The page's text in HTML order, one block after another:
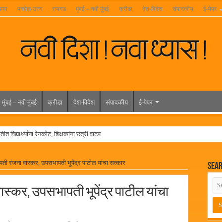
पनवेल-उरण रायगड मुंबई – नवी मुंबई क्रीडा देश-विदेश संपादकीय ई-पेपर
मुंबई – नवी मुंबई क्रीडा देश-विदेश संपादकीय ई-पेपर
विद्यार्थ्यांना रेनकोट, शिक्षकांना छत्री वाटप
वाढदिवसानिमित्त राज्यभरातून शुभेच्छांचा वर्षाव
जाहीर
रंजना वास्कर, उपसभापती भूपेंद्र पाटील यांचा सत्कार
उपसभापती भूपेंद्र पाटील यांचा